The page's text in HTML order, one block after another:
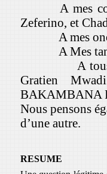
A mes
Zeferino, et
A mes oncles
A Mes tantes
A tous mes
Gratien
BAKAMBANA
Nous pensons
d’une
RESUME